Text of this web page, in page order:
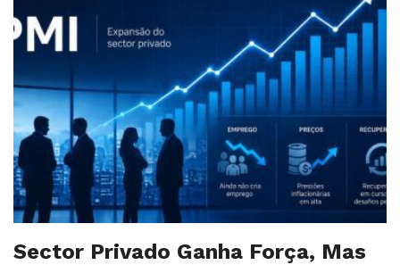
Sector Privado Ganha Força, Mas